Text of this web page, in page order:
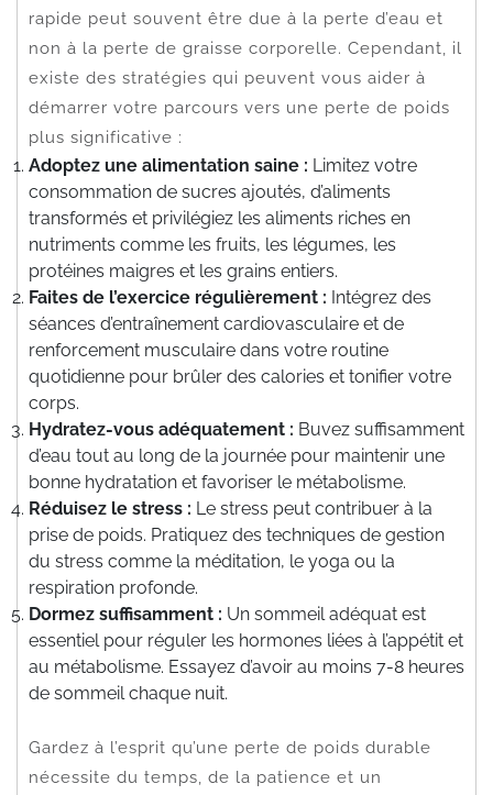
rapide peut souvent être due à la perte d’eau et
non à la perte de graisse corporelle. Cependant, il
existe des stratégies qui peuvent vous aider à
démarrer votre parcours vers une perte de poids
plus significative :
Adoptez une alimentation saine : Limitez votre
consommation de sucres ajoutés, d’aliments
transformés et privilégiez les aliments riches en
nutriments comme les fruits, les légumes, les
protéines maigres et les grains entiers.
Faites de l’exercice régulièrement : Intégrez des
séances d’entraînement cardiovasculaire et de
renforcement musculaire dans votre routine
quotidienne pour brûler des calories et tonifier votre
corps.
Hydratez-vous adéquatement : Buvez suffisamment
d’eau tout au long de la journée pour maintenir une
bonne hydratation et favoriser le métabolisme.
Réduisez le stress : Le stress peut contribuer à la
prise de poids. Pratiquez des techniques de gestion
du stress comme la méditation, le yoga ou la
respiration profonde.
Dormez suffisamment : Un sommeil adéquat est
essentiel pour réguler les hormones liées à l’appétit et
au métabolisme. Essayez d’avoir au moins 7-8 heures
de sommeil chaque nuit.
Gardez à l’esprit qu’une perte de poids durable
nécessite du temps, de la patience et un